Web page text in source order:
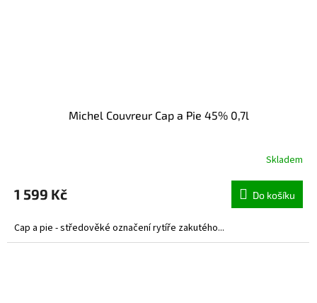
Michel Couvreur Cap a Pie 45% 0,7l
Skladem
1 599 Kč Do košíku
Cap a pie - středověké označení rytíře zakutého...